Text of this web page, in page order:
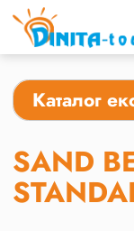
Каталог
SAND